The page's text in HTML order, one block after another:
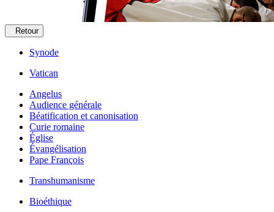
Retour
Synode
Vatican
Angelus
Audience générale
Béatification et canonisation
Curie romaine
Église
Évangélisation
Pape François
Transhumanisme
Bioéthique